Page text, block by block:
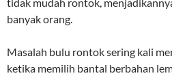
banyak orang.
Masalah bulu rontok sering kali
ketika memilih bantal berbahan